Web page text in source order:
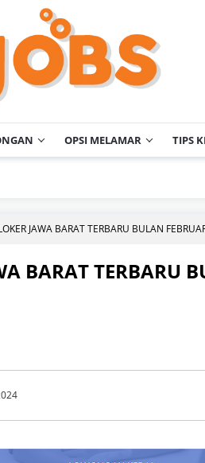
OPSI MELAMAR TIPS
JAWA BARAT TERBARU BULAN
BARAT TERBARU